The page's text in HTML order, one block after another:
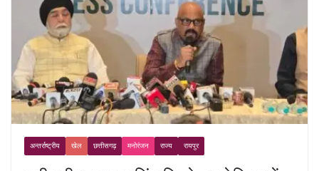
अन्तर्राष्ट्रीय खेल छत्तीसगढ़ मनोरंजन राज्य रायपुर